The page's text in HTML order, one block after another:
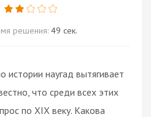
решения: 49 сек.
истории наугад вытягивает
что среди всех этих
по XIX веку. Какова